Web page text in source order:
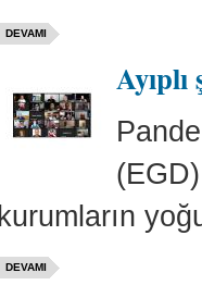
DEVAMI
kurumların
DEVAMI